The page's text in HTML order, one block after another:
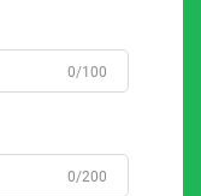
0/100
0/200